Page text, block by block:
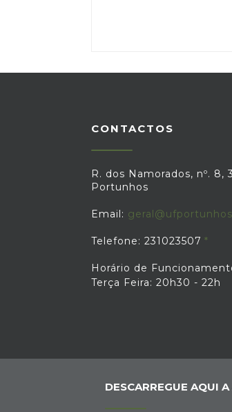
CONTACTOS
R. dos Namorados, nº. 8,
Portunhos
Email:
Telefone: 231023507
Horário de
Terça Feira: 20h30 - 22h
DESCARREGUE AQUI